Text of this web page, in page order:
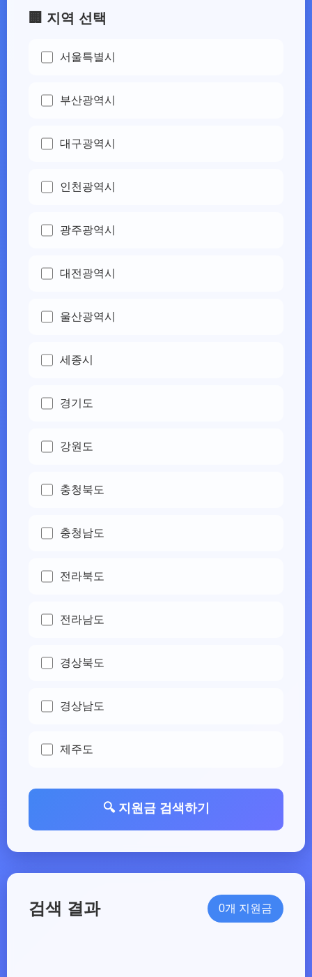
🏢 지역 선택
서울특별시
부산광역시
대구광역시
인천광역시
광주광역시
대전광역시
울산광역시
세종시
경기도
강원도
충청북도
충청남도
전라북도
전라남도
경상북도
경상남도
제주도
🔍 지원금 검색하기
검색 결과 0개 지원금